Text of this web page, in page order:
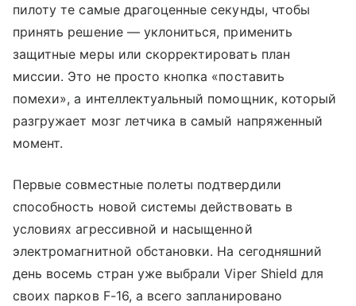
пилоту те самые драгоценные секунды, чтобы
принять решение — уклониться, применить
защитные меры или скорректировать план
миссии. Это не просто кнопка «поставить
помехи», а интеллектуальный помощник, который
разгружает мозг летчика в самый напряженный
момент.
Первые совместные полеты подтвердили
способность новой системы действовать в
условиях агрессивной и насыщенной
электромагнитной обстановки. На сегодняшний
день восемь стран уже выбрали Viper Shield для
своих парков F-16, а всего запланировано